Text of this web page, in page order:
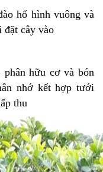
hố hình vuông và
cây vào
phân hữu cơ và bón
nhớ kết hợp tưới
thu